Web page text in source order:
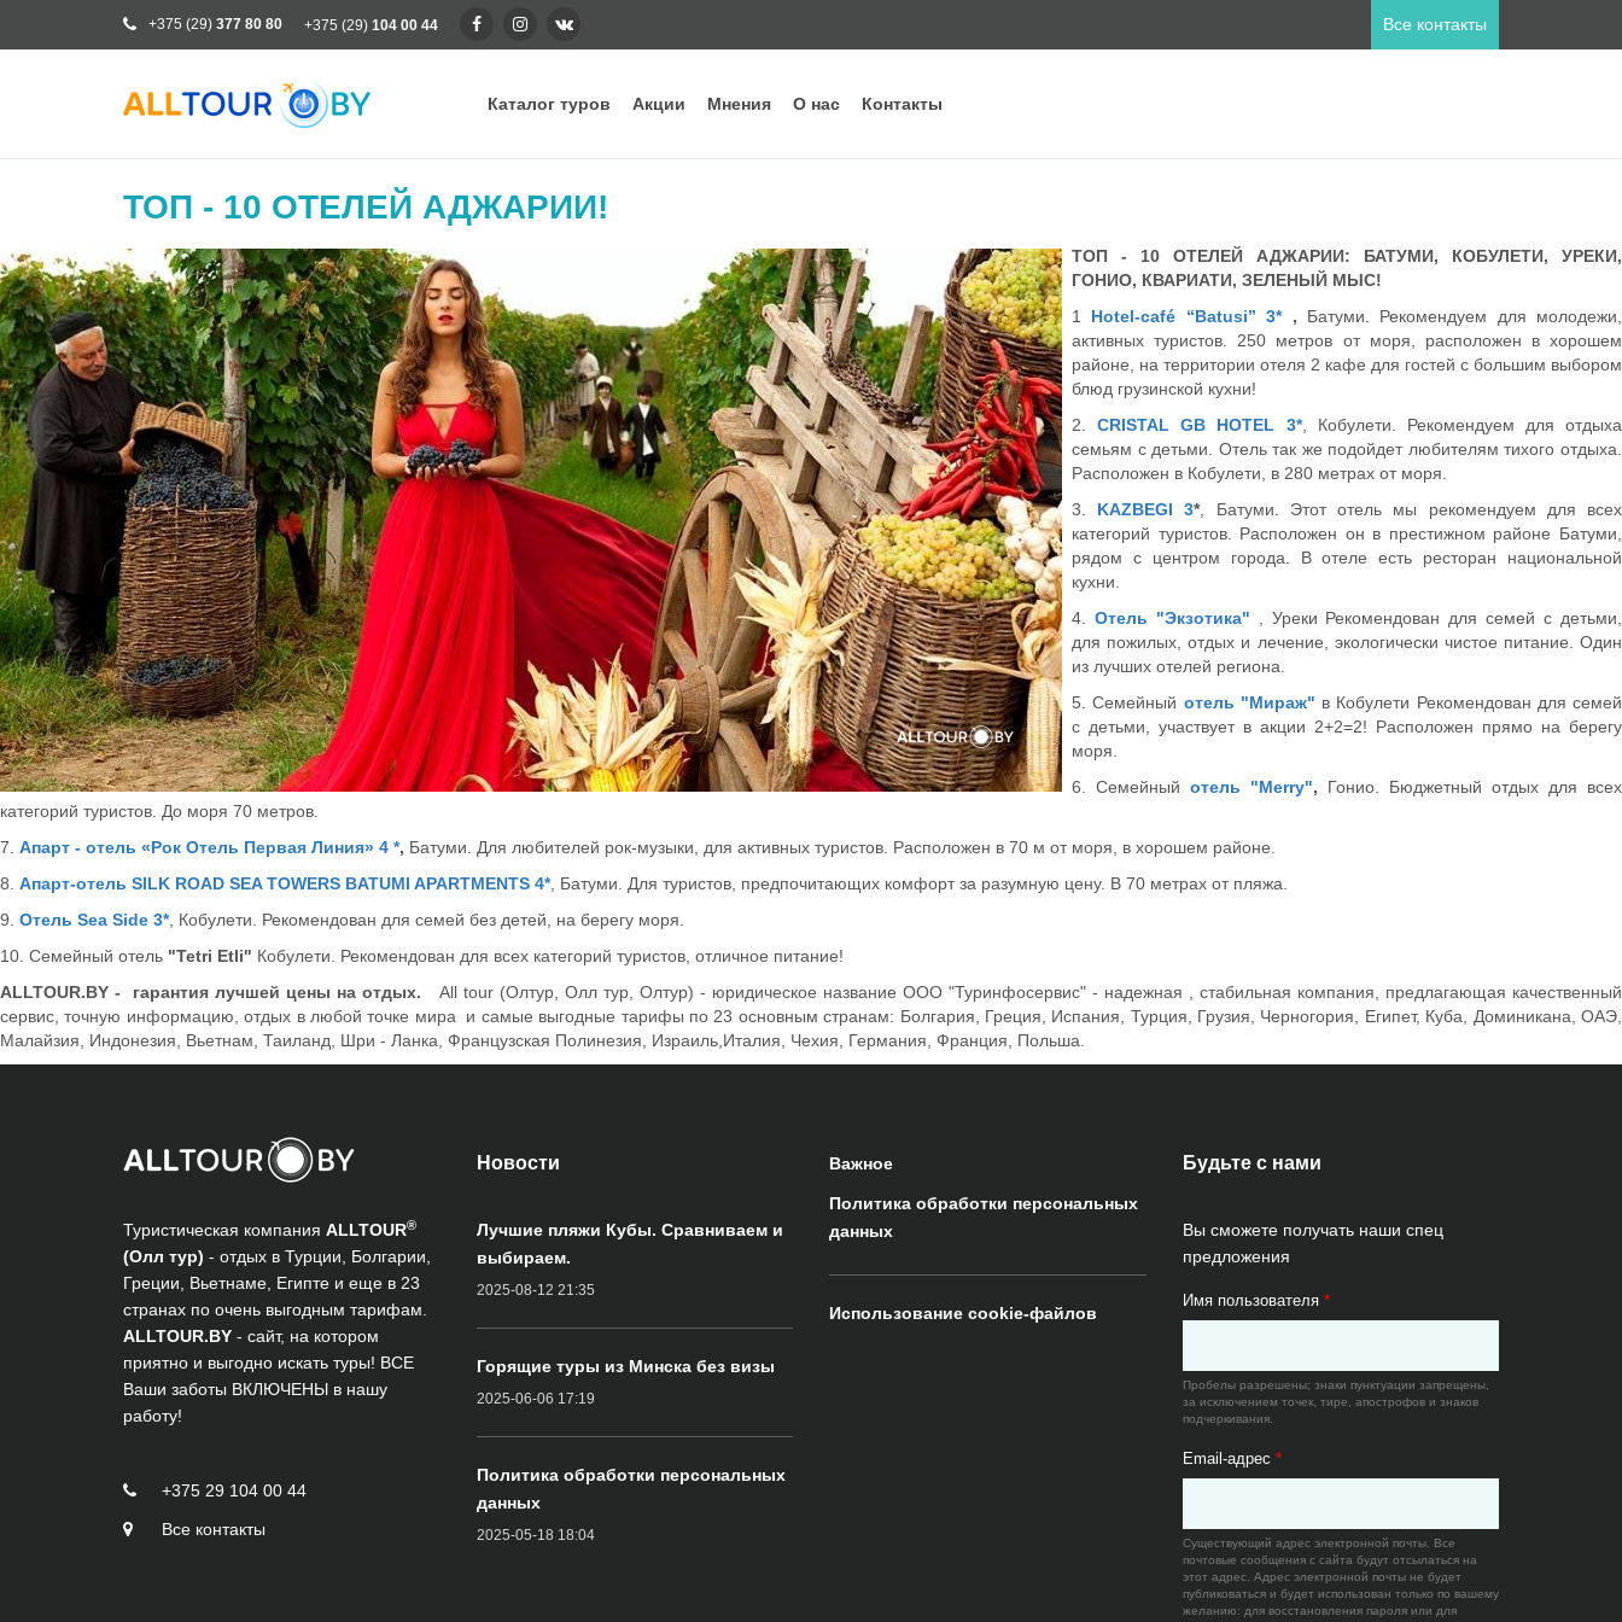
+375 (29) 377 80 80 +375 (29) 104 00 44 Все контакты
Каталог туров
Горящие туры
Клубные туры
Индонезия
Испания Италия
Катар
Кипр
Китай Куба
Мальдивы
ОАЭ
Сейшелы Таиланд
Турция
Шри-Ланка
Акции Мнения О нас Контакты
ТОП - 10 ОТЕЛЕЙ АДЖАРИИ!
ТОП - 10 ОТЕЛЕЙ АДЖАРИИ: БАТУМИ, КОБУЛЕТИ, УРЕКИ,
ГОНИО, КВАРИАТИ, ЗЕЛЕНЫЙ МЫС!
1 Hotel-café “Batusi” 3* , Батуми. Рекомендуем для молодежи,
активных туристов. 250 метров от моря, расположен в хорошем
районе, на территории отеля 2 кафе для гостей с большим выбором
блюд грузинской кухни!
2.CRISTAL GB HOTEL 3*, Кобулети. Рекомендуем для отдыха
семьям с детьми. Отель так же подойдет любителям тихого отдыха.
Расположен в Кобулети, в 280 метрах от моря.
3.
KAZBEGI 3*, Батуми. Этот отель мы рекомендуем для всех
категорий туристов. Расположен он в престижном районе Батуми,
рядом с центром города. В отеле есть ресторан национальной
кухни.
4. Отель "Экзотика" , Уреки Рекомендован для семей с детьми,
для пожилых, отдых и лечение, экологически чистое питание. Один
из лучших отелей региона.
5. Семейный отель "Мираж" в Кобулети Рекомендован для семей
с детьми, участвует в акции 2+2=2! Расположен прямо на берегу
моря.
6. Семейный отель "Merry", Гонио. Бюджетный отдых для всех
категорий туристов. До моря 70 метров.
7. Апарт - отель «Рок Отель Первая Линия» 4 *, Батуми. Для любителей рок-музыки, для активных туристов. Расположен в 70 м от моря, в хорошем районе.
8. Апарт-отель SILK ROAD SEA TOWERS BATUMI APARTMENTS 4*, Батуми. Для туристов, предпочитающих комфорт за разумную цену. В 70 метрах от пляжа.
9. Отель Sea Side 3*, Кобулети. Рекомендован для семей без детей, на берегу моря.
10. Семейный отель "Tetri Etli" Кобулети. Рекомендован для всех категорий туристов, отличное питание!
ALLTOUR.BY - гарантия лучшей цены на отдых. All tour (Олтур, Олл тур, Олтур) - юридическое название ООО "Туринфосервис" - надежная , стабильная компания, предлагающая качественный
сервис, точную информацию, отдых в любой точке мира и самые выгодные тарифы по 23 основным странам: Болгария, Греция, Испания, Турция, Грузия, Черногория, Египет, Куба, Доминикана, ОАЭ,
Малайзия, Индонезия, Вьетнам, Таиланд, Шри - Ланка, Французская Полинезия, Израиль,Италия, Чехия, Германия, Франция, Польша.
Туристическая компания ALLTOUR®
(Олл тур) - отдых в Турции, Болгарии,
Греции, Вьетнаме, Египте и еще в 23
странах по очень выгодным тарифам.
ALLTOUR.BY - сайт, на котором
приятно и выгодно искать туры! ВСЕ
Ваши заботы ВКЛЮЧЕНЫ в нашу
работу!
+375 29 104 00 44
Все контакты
Новости
Лучшие пляжи Кубы. Сравниваем и
выбираем.
2025-08-12 21:35
Горящие туры из Минска без визы
2025-06-06 17:19
Политика обработки персональных
данных
2025-05-18 18:04
Важное
Политика обработки персональных
данных
Использование cookie-файлов
Будьте с нами
Вы сможете получать наши спец
предложения
Имя пользователя *
Пробелы разрешены; знаки пунктуации запрещены,
за исключением точек, тире, апострофов и знаков
подчеркивания.
Email-адрес *
Существующий адрес электронной почты. Все
почтовые сообщения с сайта будут отсылаться на
этот адрес. Адрес электронной почты не будет
публиковаться и будет использован только по вашему
желанию: для восстановления пароля или для